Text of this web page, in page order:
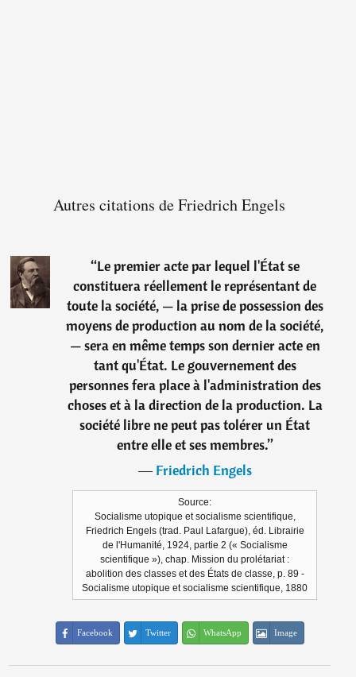
Autres citations de Friedrich Engels
“Le premier acte par lequel l'État se
constituera réellement le représentant de
toute la société, — la prise de possession des
moyens de production au nom de la société,
— sera en même temps son dernier acte en
tant qu'État. Le gouvernement des
personnes fera place à l'administration des
choses et à la direction de la production. La
société libre ne peut pas tolérer un État
entre elle et ses membres.”
―Friedrich Engels
Source:
Socialisme utopique et socialisme scientifique,
Friedrich Engels (trad. Paul Lafargue), éd. Librairie
de l'Humanité, 1924, partie 2 (« Socialisme
scientifique »), chap. Mission du prolétariat :
abolition des classes et des États de classe, p. 89 -
Socialisme utopique et socialisme scientifique, 1880
Facebook Twitter WhatsApp Image